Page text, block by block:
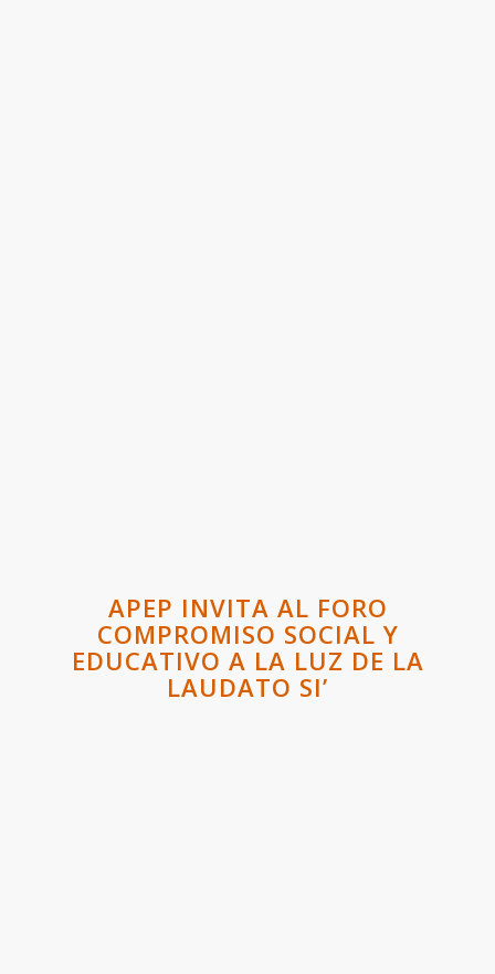
APEP INVITA AL FORO
COMPROMISO SOCIAL Y
EDUCATIVO A LA LUZ DE LA
LAUDATO SI’